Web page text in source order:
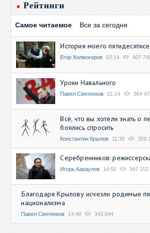
Рейтинги
Самое читаемое Все за сегодня
История моего
Егор Холмогоров 02:14 407
Уроки Навального
Павел Святенков 01:14 364
Всё, что вы хотели знать о
боялись спросить
Константин Крылов 11:30 359
Серебренников:
Игорь Караулов 14:50 347 152
Благодаря Крылову исчезли родимые
национализма
Павел Святенков 14:48 343 044